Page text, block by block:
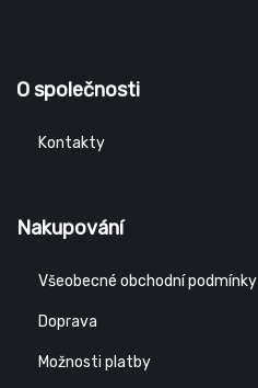
O společnosti
Kontakty
Nakupování
Všeobecné obchodní podmínky
Doprava
Možnosti platby